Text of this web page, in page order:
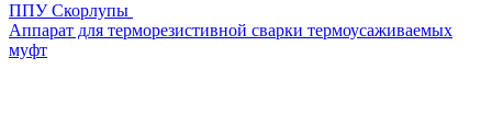
ППУ Скорлупы
Аппарат для терморезистивной сварки термоусаживаемых
муфт